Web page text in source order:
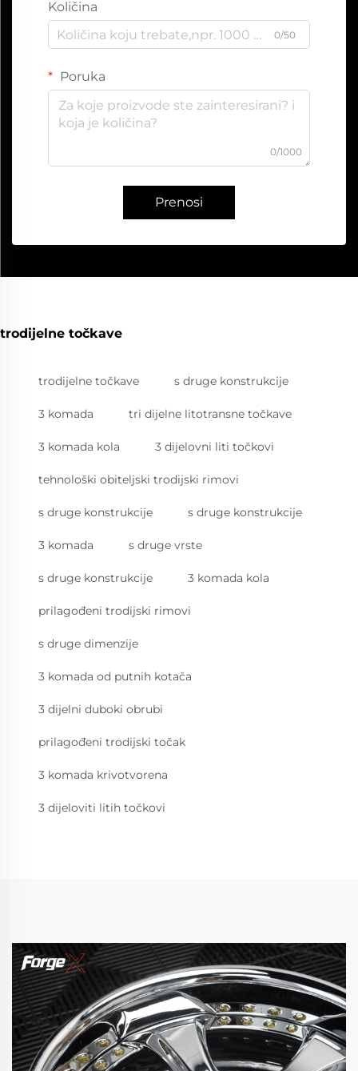
Količina
0/50
Poruka
0/1000
Prenosi
trodijelne točkave
trodijelne točkave s druge konstrukcije
3 komada tri dijelne litotransne točkave
3 komada kola 3 dijelovni liti točkovi
tehnološki obiteljski trodijski rimovi
s druge konstrukcije s druge konstrukcije
3 komada s druge vrste
s druge konstrukcije 3 komada kola
prilagođeni trodijski rimovi
s druge dimenzije
3 komada od putnih kotača
3 dijelni duboki obrubi
prilagođeni trodijski točak
3 komada krivotvorena
3 dijeloviti litih točkovi